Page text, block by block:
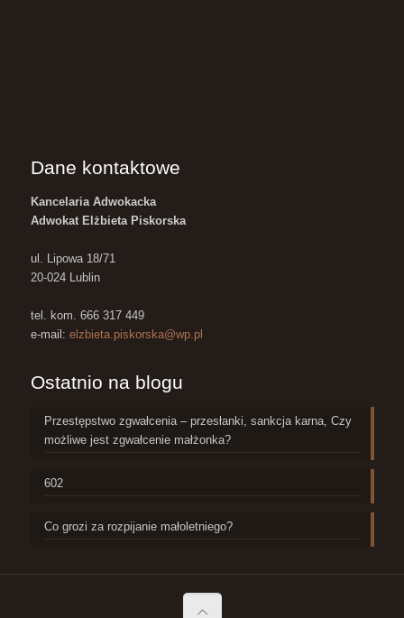
Dane kontaktowe
Kancelaria Adwokacka
Adwokat Elżbieta Piskorska
ul. Lipowa 18/71
20-024 Lublin
tel. kom. 666 317 449
e-mail: elzbieta.piskorska@wp.pl
Ostatnio na blogu
Przestępstwo zgwałcenia – przesłanki, sankcja karna, Czy
możliwe jest zgwałcenie małżonka?
602
Co grozi za rozpijanie małoletniego?